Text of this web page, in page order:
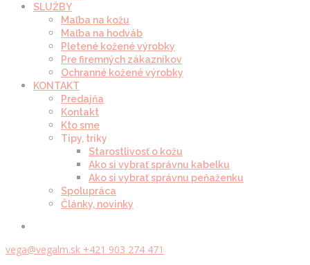
SLUŽBY
Maľba na kožu
Maľba na hodváb
Pletené kožené výrobky
Pre firemných zákazníkov
Ochranné kožené výrobky
KONTAKT
Predajňa
Kontakt
Kto sme
Tipy, triky
Starostlivosť o kožu
Ako si vybrať správnu kabelku
Ako si vybrať správnu peňaženku
Spolupráca
Články, novinky
vega@vegalm.sk +421 903 274 471